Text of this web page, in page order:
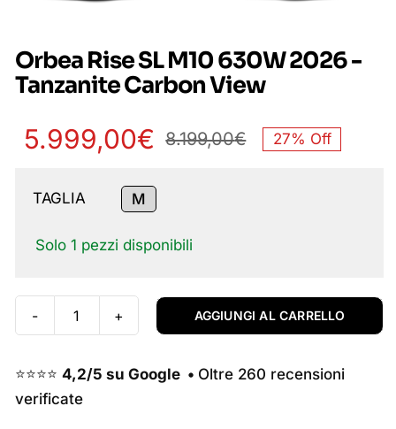
Orbea Rise SL M10 630W 2026 -
Tanzanite Carbon View
8.199,00€
8.199,00€.
5.999,00€
5.999,00€.
27% Off
TAGLIA M
Solo 1 pezzi disponibili
Orbea
SL
M10
AGGIUNGI AL CARRELLO
⭐⭐⭐⭐ 4,2/5 su Google • Oltre 260 recensioni
verificate